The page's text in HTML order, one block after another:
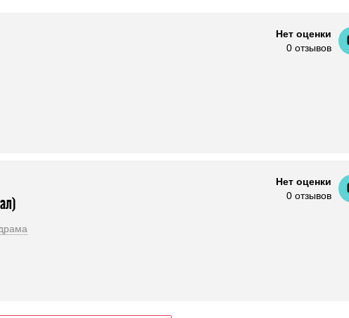
Нет оценки
0 отзывов
Нет оценки
0 отзывов